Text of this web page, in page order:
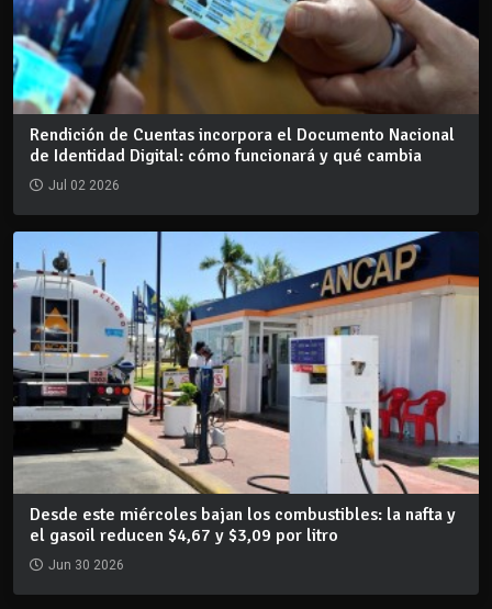
Rendición de Cuentas incorpora el Documento Nacional
de Identidad Digital: cómo funcionará y qué cambia
Jul 02 2026
Desde este miércoles bajan los combustibles: la nafta y
el gasoil reducen $4,67 y $3,09 por litro
Jun 30 2026